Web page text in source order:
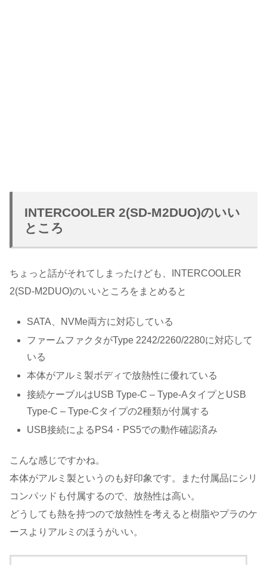
INTERCOOLER 2(SD-M2DUO)のいい
ところ
ちょっと話がそれてしまったけども、INTERCOOLER
2(SD-M2DUO)のいいところをまとめると
SATA、NVMe両方に対応している
ファームファクタがType 2242/2260/2280に対応して
いる
本体がアルミ製ボディで放熱性に優れている
接続ケーブルはUSB Type-C – Type-AタイプとUSB
Type-C – Type-Cタイプの2種類が付属する
USB接続によるPS4・PS5での動作確認済み
こんな感じですかね。
本体がアルミ製というのも好印象です。また付属品にシリ
コンパッドも付属するので、放熱性は高い。
どうしても熱を持つので放熱性を考えると樹脂やプラのケ
ースよりアルミのほうがいい。